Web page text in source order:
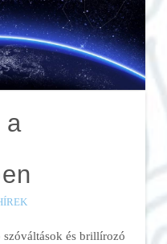
a
és brillírozó